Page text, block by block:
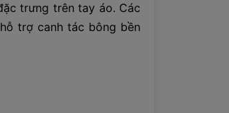
trưng trên tay áo. Các
trợ canh tác bông bền